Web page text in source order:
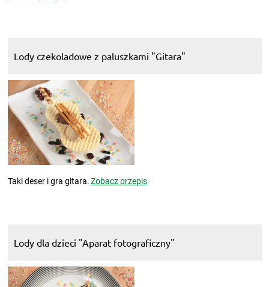
Lody czekoladowe z paluszkami "Gitara"
Taki deser i gra gitara.Zobacz przepis
Lody dla dzieci "Aparat fotograficzny"